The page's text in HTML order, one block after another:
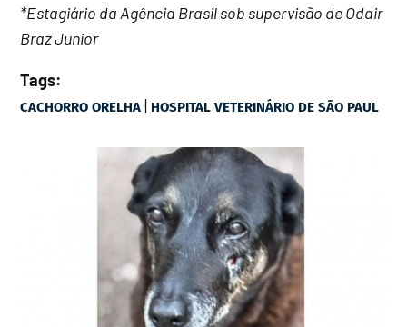
*Estagiário da Agência Brasil sob supervisão de Odair
Braz Junior
Tags:
CACHORRO ORELHA | HOSPITAL VETERINÁRIO DE SÃO PAUL